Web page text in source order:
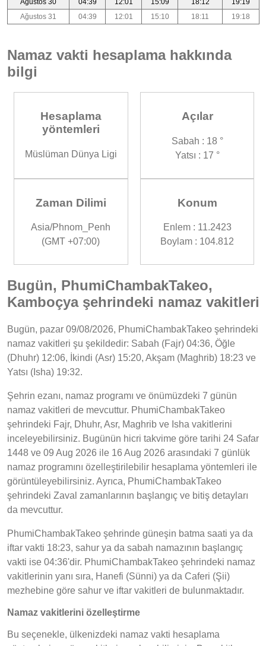
Ağustos 31
04:39 12:01 15:10 18:11 19:18
Namaz vakti hesaplama hakkında
bilgi
Hesaplama
yöntemleri
Müslüman Dünya Ligi
Açılar
Sabah : 18 °
Yatsı : 17 °
Zaman Dilimi
Asia/Phnom_Penh
(GMT +07:00)
Konum
Enlem : 11.2423
Boylam : 104.812
Bugün, PhumiChambakTakeo,
Kamboçya şehrindeki namaz vakitleri
Bugün, pazar 09/08/2026, PhumiChambakTakeo şehrindeki
namaz vakitleri şu şekildedir: Sabah (Fajr) 04:36, Öğle
(Dhuhr) 12:06, İkindi (Asr) 15:20, Akşam (Maghrib) 18:23 ve
Yatsı (Isha) 19:32.
Şehrin ezanı, namaz programı ve önümüzdeki 7 günün
namaz vakitleri de mevcuttur. PhumiChambakTakeo
şehrindeki Fajr, Dhuhr, Asr, Maghrib ve Isha vakitlerini
inceleyebilirsiniz. Bugünün hicri takvime göre tarihi 24 Safar
1448 ve 09 Aug 2026 ile 16 Aug 2026 arasındaki 7 günlük
namaz programını özelleştirilebilir hesaplama yöntemleri ile
görüntüleyebilirsiniz. Ayrıca, PhumiChambakTakeo
şehrindeki Zaval zamanlarının başlangıç ve bitiş detayları
da mevcuttur.
PhumiChambakTakeo şehrinde güneşin batma saati ya da
iftar vakti 18:23, sahur ya da sabah namazının başlangıç
vakti ise 04:36'dir. PhumiChambakTakeo şehrindeki namaz
vakitlerinin yanı sıra, Hanefi (Sünni) ya da Caferi (Şii)
mezhebine göre sahur ve iftar vakitleri de bulunmaktadır.
Namaz vakitlerini özelleştirme
Bu seçenekle, ülkenizdeki namaz vakti hesaplama